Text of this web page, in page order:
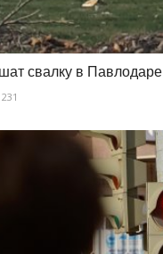
свалку в Павлодаре
231